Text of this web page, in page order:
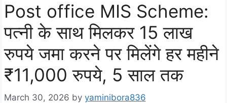
Post office MIS Scheme:
पत्नी के साथ मिलकर 15 लाख
रुपये जमा करने पर मिलेंगे हर महीने
₹11,000 रुपये, 5 साल तक
March 30, 2026 by yaminibora836